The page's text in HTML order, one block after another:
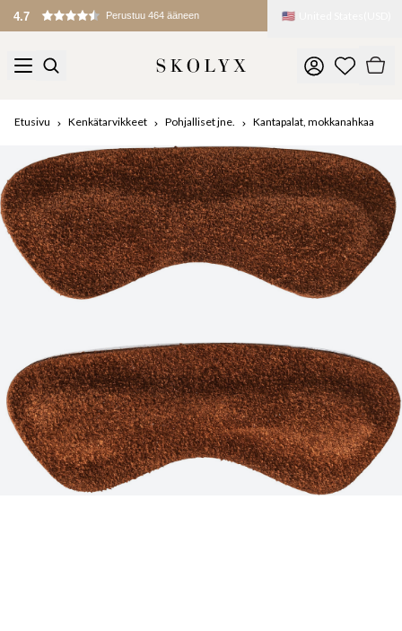
4.7 Perustuu 464 ääneen 🇺🇸
Etusivu Kenkätarvikkeet Pohjalliset jne. Kantapalat, mokkanahkaa